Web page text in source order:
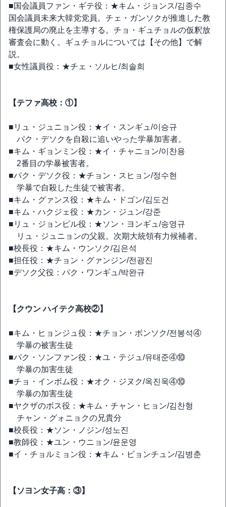
■国会議員ファン・ギテ役：★キム・ジョンス/김종수
国会議員未来大韓党党員。チェ・ガンソクが推進した教
権保護局の廃止を主導する。チョ・ギュチョルの仮釈放
審査会に動く。ギュチョルについては【その他】で解
説。
■女性議員役：★チェ・ソルヒ/최솔희
【テファ高校：①】
■リュ・ジュニョン役：★イ・スンギュ/이승규
パク・デソクを自殺に追いやった学暴加害者。
■キム・ギョンミン役：★イ・チャニョン/이찬용
2番目の学暴被害者。
■パク・デソク役：★チョン・スヒョン/정수현
学暴で自殺した生徒で被害者。
■キム・グァンス役：★キム・ドゴン/김도건
■キム・ハクジェ役：★カン・ジュン/강준
■リュ・ジョンピル役：★ソン・ヨンギュ/송영규
リュ・ジュニョンの父親。次期大統領有力候補者。
■校長役：★キム・ウンソク/김은석
■担任役：★チョン・グァンジン/전광진
■デソク父役：パク・ワンギュ/박완규
【クウン ハイテク高校②】
■キム・ヒョンジュ役：★チョン・ボンソク/전봉석④
学暴の被害生徒
■パク・ソンファン役：★ユ・テジュ/유태준④⑩
学暴の加害生徒
■チョ・インボム役：★オク・ジヌク/옥진욱④⑩
学暴の加害生徒
■ヤクザのボス役：★キム・チャン・ヒョン/김찬형
チャン・グォニョクの兄貴分
■校長役：★ソン・ノジン/성노진
■教師役：★ユン・ウニョン/윤운영
■イ・チョルミョン役：★キム・ビョンチュン/김병춘
【ソヨン女子高：③】